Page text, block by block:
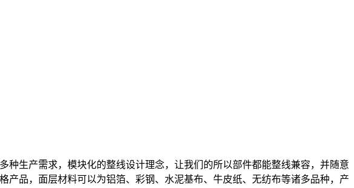
种生产需求，模块化的整线设计理念，让我们的所以部件都能整线兼容，并随意
产品，面层材料可以为铝箔、彩钢、水泥基布、牛皮纸、无纺布等诸多品种，产